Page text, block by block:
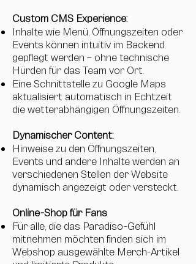
Custom CMS Experience:
Inhalte wie Menü, Öffnungszeiten oder
Events können intuitiv im Backend
gepflegt werden – ohne technische
Hürden für das Team vor Ort.
Eine Schnittstelle zu Google Maps
aktualisiert automatisch in Echtzeit
die wetterabhängigen Öffnungszeiten.
Dynamischer Content:
Hinweise zu den Öffnungszeiten,
Events und andere Inhalte werden an
verschiedenen Stellen der Website
dynamisch angezeigt oder versteckt.
Online-Shop für Fans
Für alle, die das Paradiso-Gefühl
mitnehmen möchten finden sich im
Webshop ausgewählte Merch-Artikel